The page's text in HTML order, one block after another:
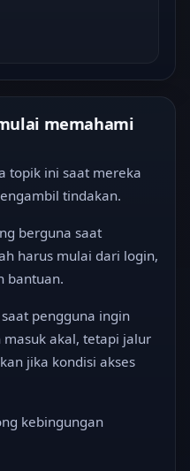
memahami
topik ini saat mereka
tindakan.
berguna saat
harus mulai dari login,
bantuan.
pengguna ingin
akal, tetapi jalur
jika kondisi akses
kebingungan